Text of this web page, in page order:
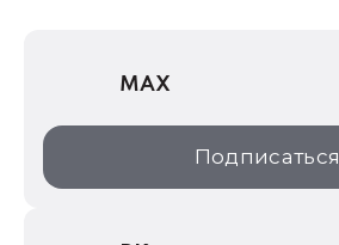
1С:Дистрибьюция
1С:Образование
ИТС.1C.ru
MAX
Подписаться